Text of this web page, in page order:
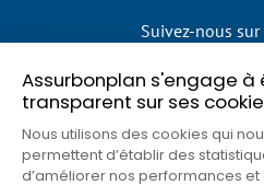
Assurbonplan s'engage à
transparent sur ses
Nous utilisons des cookies qui
permettent d’établir des
d’améliorer nos performances
Suivez-nous